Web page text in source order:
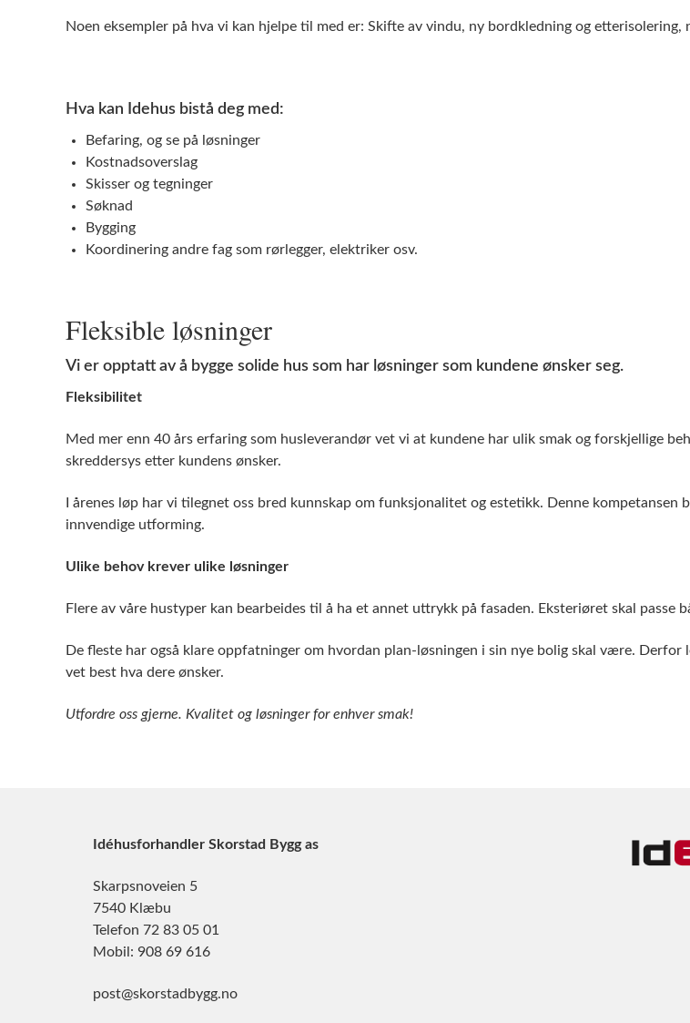
Noen eksempler på hva vi kan hjelpe til med er: Skifte av vindu, ny bordkledning og
Hva kan Idehus bistå deg med:
Befaring, og se på løsninger
Kostnadsoverslag
Skisser og tegninger
Søknad
Bygging
Koordinering andre fag som rørlegger, elektriker osv.
Fleksible løsninger
Vi er opptatt av å bygge solide hus som har løsninger som kundene ønsker seg.
Fleksibilitet
Med mer enn 40 års erfaring som husleverandør vet vi at kundene har ulik smak og forskjellige
skreddersys etter kundens ønsker.
I årenes løp har vi tilegnet oss bred kunnskap om funksjonalitet og estetikk. Denne
innvendige utforming.
Ulike behov krever ulike løsninger
Flere av våre hustyper kan bearbeides til å ha et annet uttrykk på fasaden. Eksteriøret skal passe
De fleste har også klare oppfatninger om hvordan plan-løsningen i sin nye bolig skal være.
vet best hva dere ønsker.
Utfordre oss gjerne. Kvalitet og løsninger for enhver smak!
Idéhusforhandler Skorstad Bygg as
Skarpsnoveien 5
7540 Klæbu
Telefon 72 83 05 01
Mobil: 908 69 616
post@skorstadbygg.no